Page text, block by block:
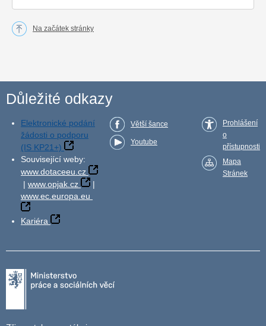
Na začátek stránky
Důležité odkazy
Elektronické podání
žádosti o podporu
(IS KP21+)
Související weby:
www.dotaceeu.cz
| www.opjak.cz
|
www.ec.europa.eu
Kariéra
Větší šance
Youtube
Prohlášení
o
přístupnosti
Mapa
Stránek